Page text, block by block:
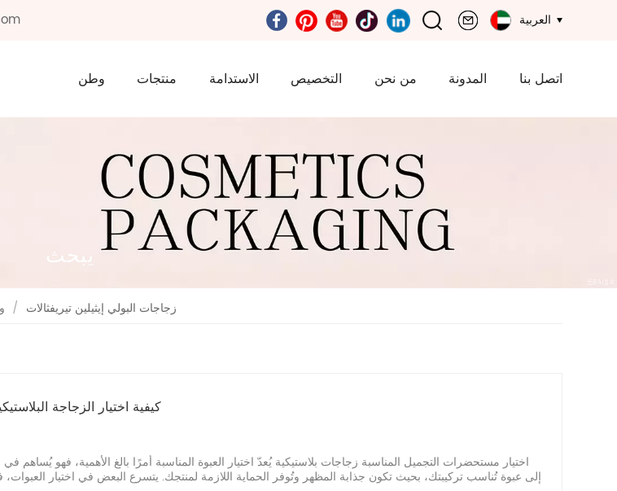
العربية
وطن منتجات الاستدامة التخصيص من نحن المدونة اتصل بنا
يبحث
/ زجاجات البولي إيثيلين تيريفثالات
كيفية اختيار الزجاجة
اختيار مستحضرات التجميل المناسبة زجاجات بلاستيكية يُعدّ اختيار العبوة المناسبة أمرًا بالغ الأهمية، فهو
إلى عبوة تُناسب تركيبتك، بحيث تكون جذابة المظهر وتُوفر الحماية اللازمة لمنتجك. يتسرع البعض في اختيار العبوات،